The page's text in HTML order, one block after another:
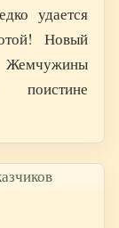
удается
Новый
Жемчужины